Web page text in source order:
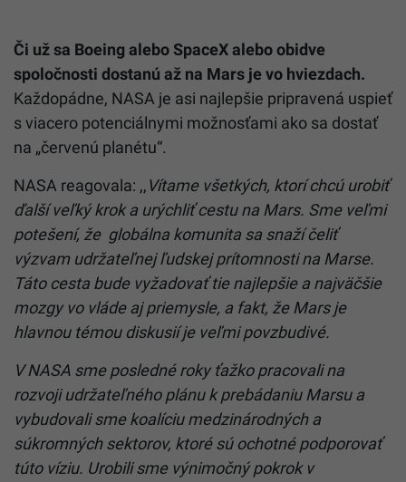
Či už sa Boeing alebo SpaceX alebo obidve
spoločnosti dostanú až na Mars je vo hviezdach.
Každopádne, NASA je asi najlepšie pripravená uspieť
s viacero potenciálnymi možnosťami ako sa dostať
na „červenú planétu“.
NASA reagovala: ,,Vítame všetkých, ktorí chcú urobiť
ďalší veľký krok a urýchliť cestu na Mars. Sme veľmi
potešení, že globálna komunita sa snaží čeliť
výzvam udržateľnej ľudskej prítomnosti na Marse.
Táto cesta bude vyžadovať tie najlepšie a najväčšie
mozgy vo vláde aj priemysle, a fakt, že Mars je
hlavnou témou diskusií je veľmi povzbudivé.
V NASA sme posledné roky ťažko pracovali na
rozvoji udržateľného plánu k prebádaniu Marsu a
vybudovali sme koalíciu medzinárodných a
súkromných sektorov, ktoré sú ochotné podporovať
túto víziu. Urobili sme výnimočný pokrok v